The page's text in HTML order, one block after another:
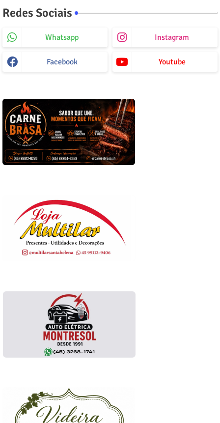
Redes Sociais
Whatsapp Instagram
Facebook Youtube